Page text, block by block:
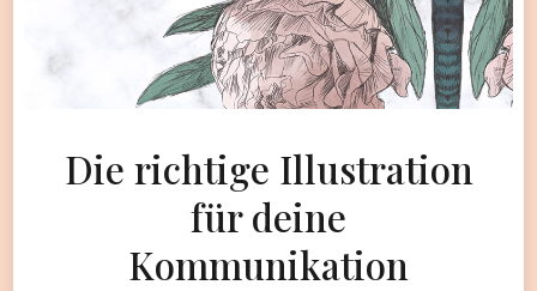
Die richtige Illustration
für deine
Kommunikation